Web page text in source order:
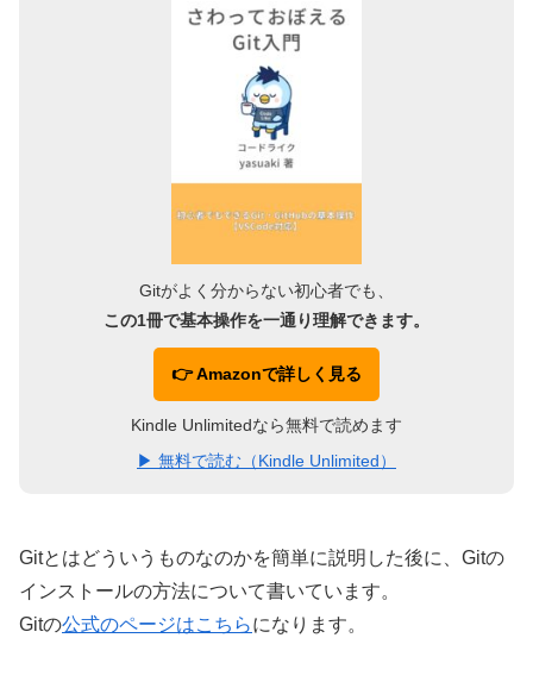
Gitがよく分からない初心者でも、
この1冊で基本操作を一通り理解できます。
👉 Amazonで詳しく見る
Kindle Unlimitedなら無料で読めます
▶ 無料で読む（Kindle Unlimited）
Gitとはどういうものなのかを簡単に説明した後に、Gitの
インストールの方法について書いています。
Gitの公式のページはこちらになります。